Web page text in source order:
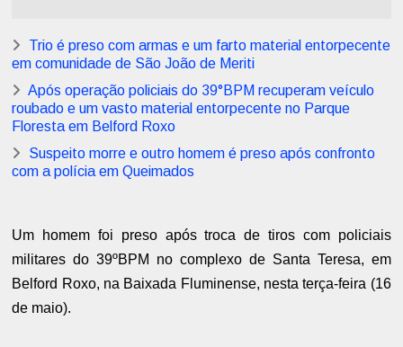
Trio é preso com armas e um farto material entorpecente
em comunidade de São João de Meriti
Após operação policiais do 39°BPM recuperam veículo
roubado e um vasto material entorpecente no Parque
Floresta em Belford Roxo
Suspeito morre e outro homem é preso após confronto
com a polícia em Queimados
Um homem foi preso após troca de tiros com policiais
militares do 39ºBPM no complexo de Santa Teresa, em
Belford Roxo, na Baixada Fluminense, nesta terça-feira (16
de maio).